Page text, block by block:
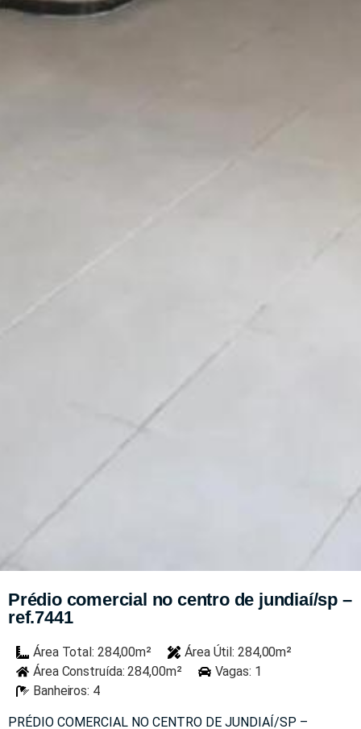
Prédio comercial no centro de jundiaí/sp –
ref.7441
Área Total: 284,00m²
Área Útil: 284,00m²
Área Construída: 284,00m²
Vagas: 1
Banheiros: 4
PRÉDIO COMERCIAL NO CENTRO DE JUNDIAÍ/SP –